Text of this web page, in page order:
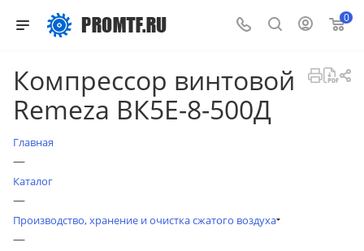
0
Компрессор винтовой
Remeza ВК5Е-8-500Д
Главная
—
Каталог
—
Производство, хранение и очистка сжатого воздуха
—